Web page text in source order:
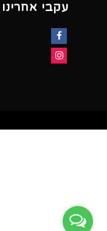
עקבי אחרינו
Facebook